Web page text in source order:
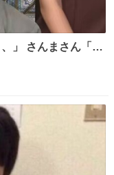
」 さんまさん「チ